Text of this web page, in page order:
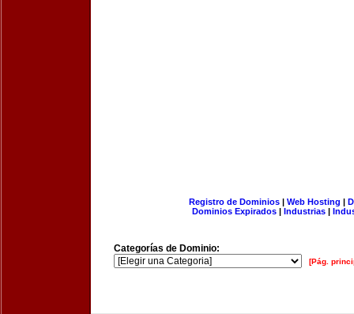
Registro de Dominios| Web Hosting |
Dominios Expirados | Industrias |
Categorías de Dominio:
[Pág.